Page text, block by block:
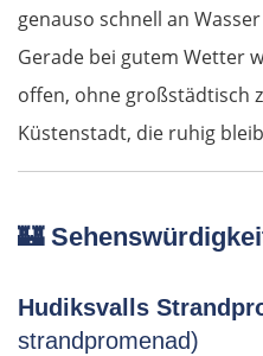
genauso schnell an
Gerade bei gutem Wetter
offen, ohne großstädtisch
Küstenstadt, die ruhig
🏰
Hudiksvalls
strandpromenad)
Tiszafüred
Debrecen
Rumänien Ost
Târnăveni